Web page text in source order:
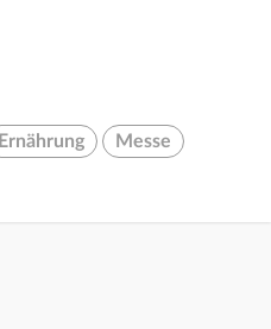
Ernährung Messe